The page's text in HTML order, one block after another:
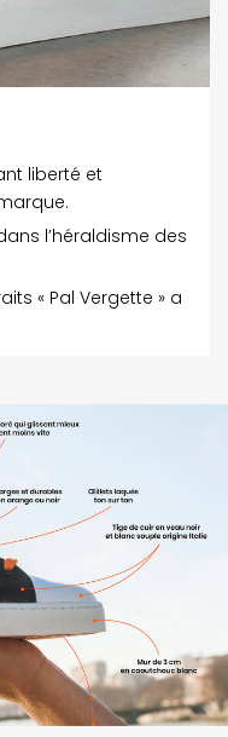
liberté et
l’héraldisme des
« Pal Vergette » a